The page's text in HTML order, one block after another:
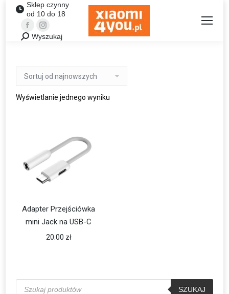
Sklep czynny
od 10 do 18
FacebookInstagram
Szukaj:Wyszukaj
Wyświetlanie jednego wyniku
Adapter Przejściówka
mini Jack na USB-C
20.00 zł
Wyszukiwarka
produktów
SZUKAJ